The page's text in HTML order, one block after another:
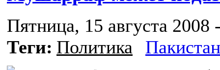
Пятница, 15 августа 2008
Теги: Политика
Пакистан